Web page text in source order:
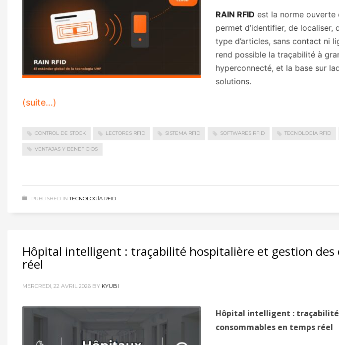
RAIN RFID est la norme ouverte
permet d’identifier, de localiser,
type d’articles, sans contact ni
rend possible la traçabilité à
hyperconnecté, et la base sur
solutions.
(suite…)
CONTROL DE STOCK LECTORES RFID SISTEMA RFID SOFTWARES RFID TECNOLOGÍA RFID
VENTAJAS Y BENEFICIOS
PUBLISHED IN TECNOLOGÍA RFID
Hôpital intelligent : traçabilité hospitalière et gestion des
réel
MERCREDI, 22 AVRIL 2026 BY KYUBI
Hôpital intelligent :
consommables en temps réel